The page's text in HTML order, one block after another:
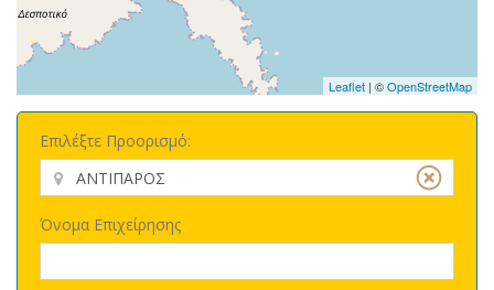
Leaflet | ©OpenStreetMap
Επιλέξτε Προορισμό:
Όνομα Επιχείρησης